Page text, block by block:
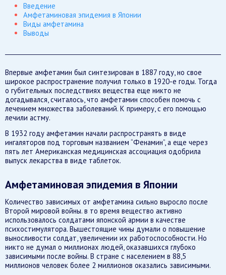
Введение
Амфетаминовая эпидемия в Японии
Виды амфетамина
Выводы
Впервые амфетамин был синтезирован в 1887 году, но свое
широкое распространение получил только в 1920-е годы. Тогда
о губительных последствиях вещества еще никто не
догадывался, считалось, что амфетамин способен помочь с
лечением множества заболеваний. К примеру, с его помощью
лечили астму.
В 1932 году амфетамин начали распространять в виде
ингаляторов под торговым названием “Фенамин”, а еще через
пять лет Американская медицинская ассоциация одобрила
выпуск лекарства в виде таблеток.
Амфетаминовая эпидемия в Японии
Количество зависимых от амфетамина сильно выросло после
Второй мировой войны. в то время вещество активно
использовалось солдатами японской армии в качестве
психостимулятора. Вышестоящие чины думали о повышение
выносливости солдат, увеличении их работоспособности. Но
никто не думал о миллионах людей, оказавшихся глубоко
зависимыми после войны. В стране с населением в 88,5
миллионов человек более 2 миллионов оказались зависимыми.